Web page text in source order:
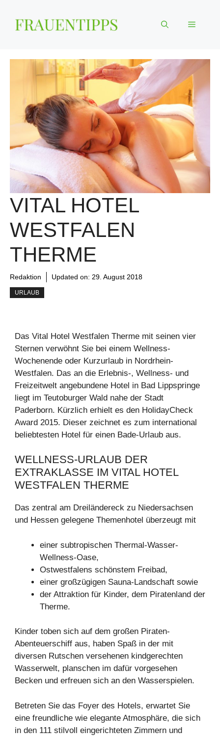
Inhalt
springen
Menü
VITAL HOTEL
WESTFALEN
THERME
Redaktion Updated on: 29. August 2018
URLAUB
Das Vital Hotel Westfalen Therme mit seinen vier
Sternen verwöhnt Sie bei einem Wellness-
Wochenende oder Kurzurlaub in Nordrhein-
Westfalen. Das an die Erlebnis-, Wellness- und
Freizeitwelt angebundene Hotel in Bad Lippspringe
liegt im Teutoburger Wald nahe der Stadt
Paderborn. Kürzlich erhielt es den HolidayCheck
Award 2015. Dieser zeichnet es zum international
beliebtesten Hotel für einen Bade-Urlaub aus.
WELLNESS-URLAUB DER
EXTRAKLASSE IM VITAL HOTEL
WESTFALEN THERME
Das zentral am Dreiländereck zu Niedersachsen
und Hessen gelegene Themenhotel überzeugt mit
einer subtropischen Thermal-Wasser-
Wellness-Oase,
Ostwestfalens schönstem Freibad,
einer großzügigen Sauna-Landschaft sowie
der Attraktion für Kinder, dem Piratenland der
Therme.
Kinder toben sich auf dem großen Piraten-
Abenteuerschiff aus, haben Spaß in der mit
diversen Rutschen versehenen kindgerechten
Wasserwelt, planschen im dafür vorgesehen
Becken und erfreuen sich an den Wasserspielen.
Betreten Sie das Foyer des Hotels, erwartet Sie
eine freundliche wie elegante Atmosphäre, die sich
in den 111 stilvoll eingerichteten Zimmern und